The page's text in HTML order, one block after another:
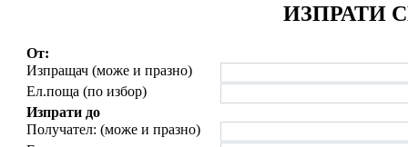
ИЗПРАТИ
От:
Изпращач (може и празно)
Ел.поща (по избор)
Изпрати до
Получател: (може и празно)